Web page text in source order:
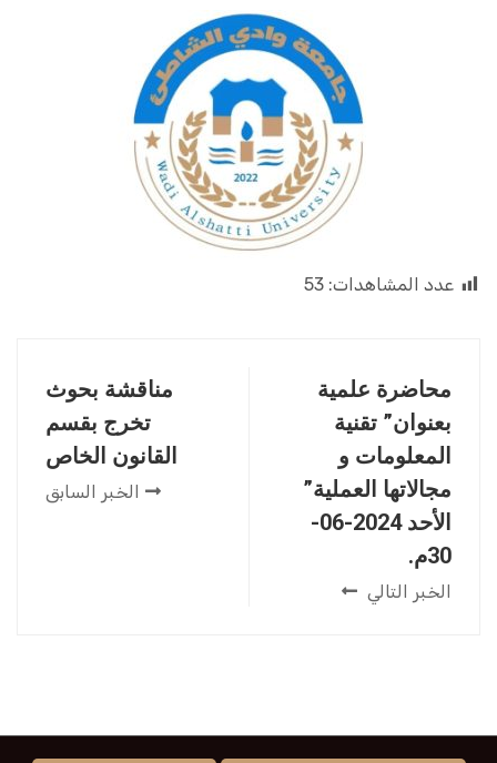
عدد المشاهدات: 53
مناقشة بحوث
تخرج بقسم
القانون الخاص
الخبر السابق
محاضرة علمية
بعنوان” تقنية
المعلومات و
مجالاتها العملية”
الأحد 2024-06-
30م.
الخبر التالي